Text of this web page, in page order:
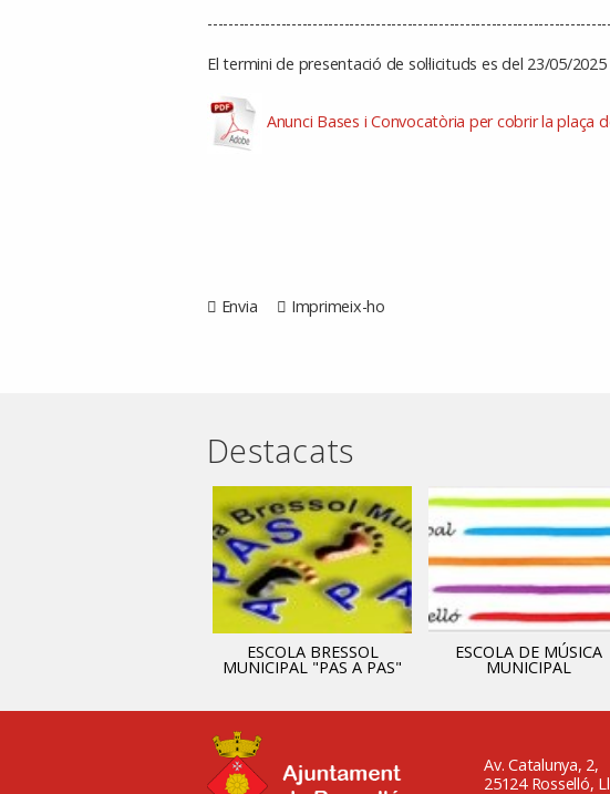
El termini de presentació de sol·licituds es del 23/05/
Anunci Bases i Convocatòria per cobrir la
Envia Imprimeix-ho
Destacats
ESCOLA BRESSOL
MUNICIPAL "PAS A PAS"
ESCOLA DE MÚSICA
MUNICIPAL
Av. Catalunya, 2,
25124 Rosselló,